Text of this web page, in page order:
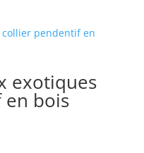
exotiques
bois